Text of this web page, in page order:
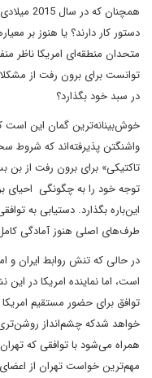
همچنان
دستور کار دارند؟ یا هنوز بر
متحدان منطقه‌ای امریکا ناظر
توانست برای برون رفت از
در سبد خود بگذارد؟
خوش‌بینانه‌ترین گمان این
واشنگتن پذیرفته‌اند که شروط
تاکتیکی» برای برون رفت از
توجه خود را به چگونگی احیای
این‌باره بگذارد. دستیابی به
طرف‌های اصلی هنوز آمادگی کامل
در حالی که تنش روابط ایران و
است، اما نماینده امریکا در
توافق برای حضور مستقیم
خواهد شدکه چشم‌انداز
همراه می‌شود با توافقی که
مهم‌ترین خواست تهران از